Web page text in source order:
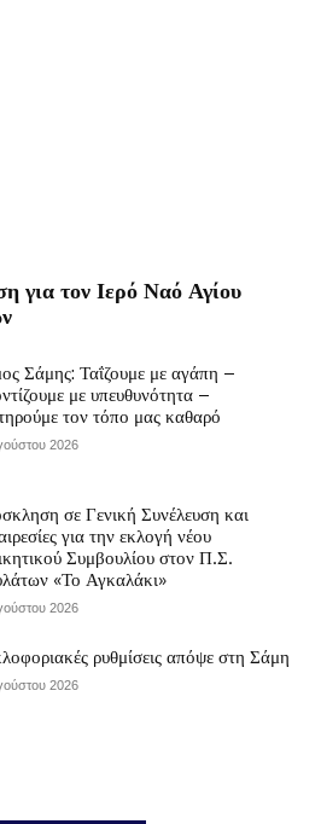
για τον Ιερό Ναό Αγίου
Σάμης: Ταΐζουμε με αγάπη –
με υπευθυνότητα –
τον τόπο μας καθαρό
2026
σε Γενική Συνέλευση και
για την εκλογή νέου
Συμβουλίου στον Π.Σ.
«Το Αγκαλάκι»
2026
ρυθμίσεις απόψε στη Σάμη
2026